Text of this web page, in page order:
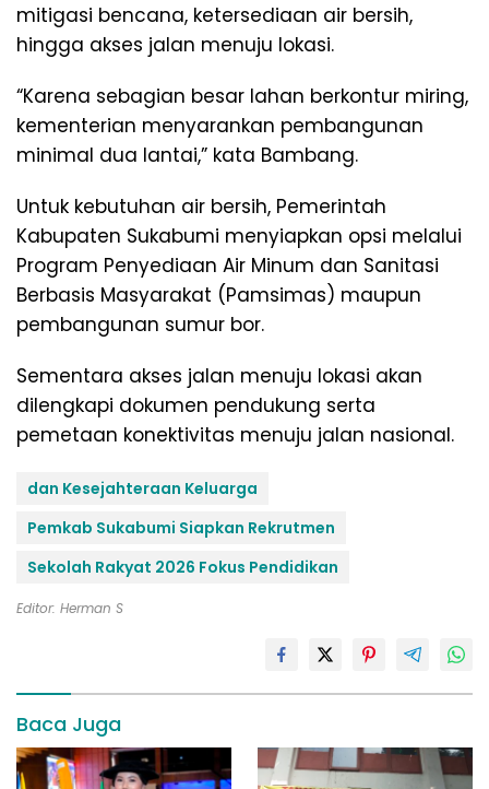
mitigasi bencana, ketersediaan air bersih,
hingga akses jalan menuju lokasi.
“Karena sebagian besar lahan berkontur miring,
kementerian menyarankan pembangunan
minimal dua lantai,” kata Bambang.
Untuk kebutuhan air bersih, Pemerintah
Kabupaten Sukabumi menyiapkan opsi melalui
Program Penyediaan Air Minum dan Sanitasi
Berbasis Masyarakat (Pamsimas) maupun
pembangunan sumur bor.
Sementara akses jalan menuju lokasi akan
dilengkapi dokumen pendukung serta
pemetaan konektivitas menuju jalan nasional.
dan Kesejahteraan Keluarga
Pemkab Sukabumi Siapkan Rekrutmen
Sekolah Rakyat 2026 Fokus Pendidikan
Editor: Herman S
Baca Juga